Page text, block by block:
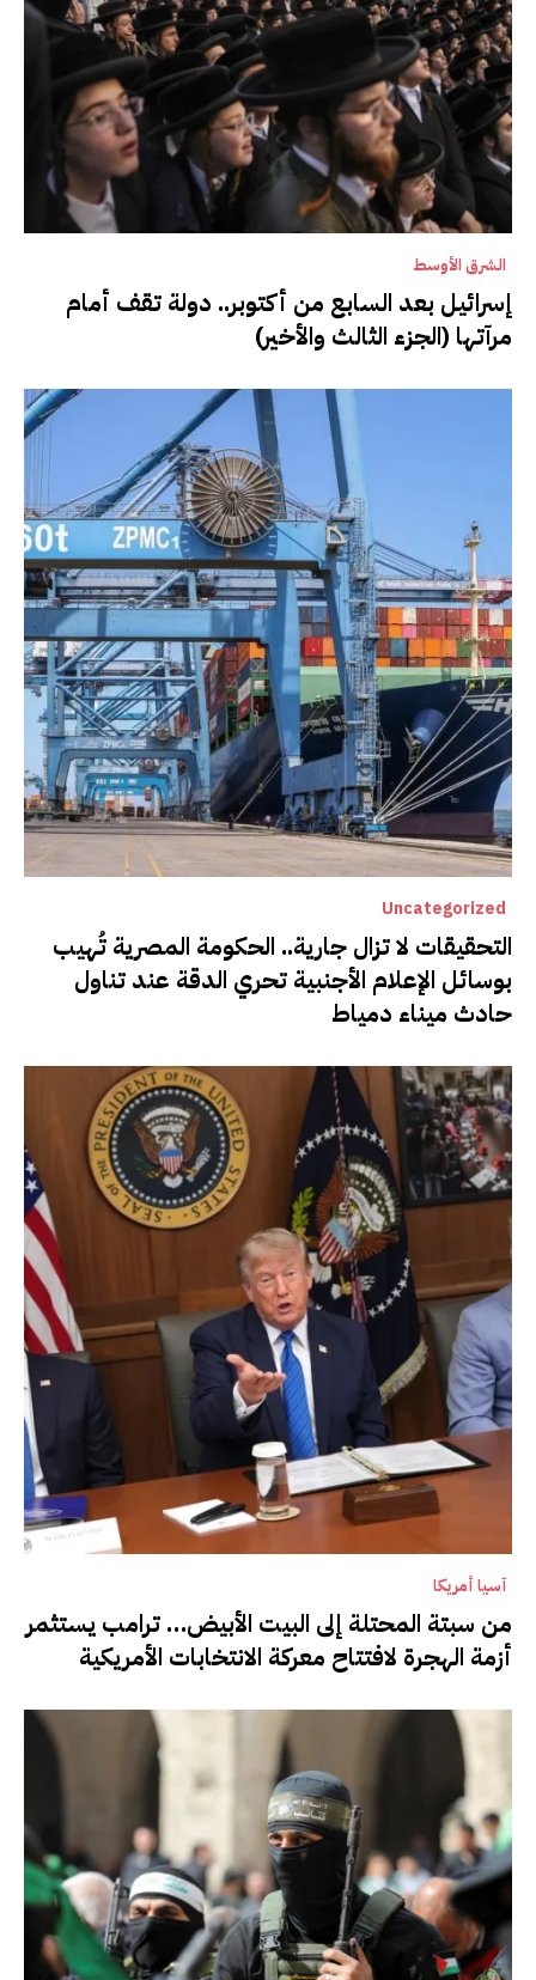
الشرق الأوسط
إسرائيل بعد السابع من أكتوبر.. دولة تقف أمام
مرآتها (الجزء الثالث والأخير)
Uncategorized
التحقيقات لا تزال جارية.. الحكومة المصرية تُهيب
بوسائل الإعلام الأجنبية تحري الدقة عند تناول
حادث ميناء دمياط
آسيا أمريكا
من سبتة المحتلة إلى البيت الأبيض… ترامب يستثمر
أزمة الهجرة لافتتاح معركة الانتخابات الأمريكية